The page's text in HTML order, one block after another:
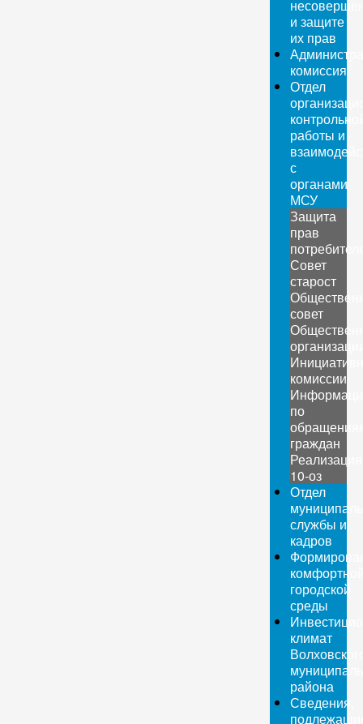
и защите
их прав
комиссия
Отдел
работы и
с
органами
МСУ
Защита
прав
Совет
старост
совет
комиссии
по
граждан
Реализация
10-оз
Отдел
службы и
кадров
городской
среды
климат
района
Сведения,